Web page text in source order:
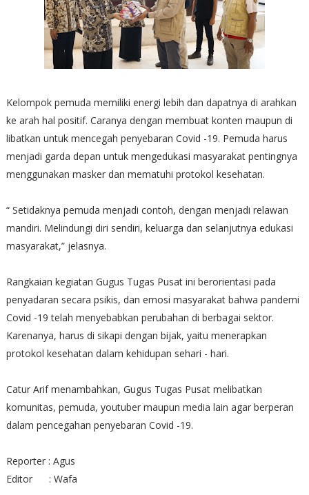
Kelompok pemuda memiliki energi lebih dan dapatnya di arahkan
ke arah hal positif. Caranya dengan membuat konten maupun di
libatkan untuk mencegah penyebaran Covid -19. Pemuda harus
menjadi garda depan untuk mengedukasi masyarakat pentingnya
menggunakan masker dan mematuhi protokol kesehatan.
“ Setidaknya pemuda menjadi contoh, dengan menjadi relawan
mandiri. Melindungi diri sendiri, keluarga dan selanjutnya edukasi
masyarakat,” jelasnya.
Rangkaian kegiatan Gugus Tugas Pusat ini berorientasi pada
penyadaran secara psikis, dan emosi masyarakat bahwa pandemi
Covid -19 telah menyebabkan perubahan di berbagai sektor.
Karenanya, harus di sikapi dengan bijak, yaitu menerapkan
protokol kesehatan dalam kehidupan sehari - hari.
Catur Arif menambahkan, Gugus Tugas Pusat melibatkan
komunitas, pemuda, youtuber maupun media lain agar berperan
dalam pencegahan penyebaran Covid -19.
Reporter : Agus
Editor : Wafa